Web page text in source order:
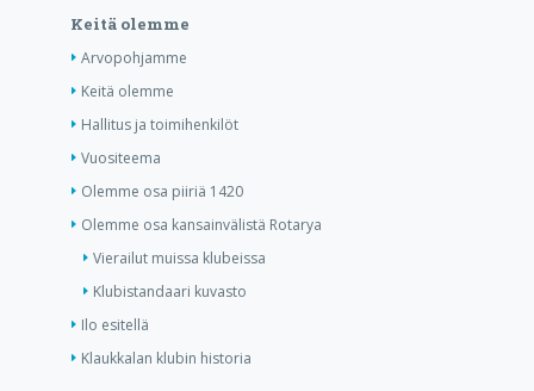
Keitä olemme
Arvopohjamme
Keitä olemme
Hallitus ja toimihenkilöt
Vuositeema
Olemme osa piiriä 1420
Olemme osa kansainvälistä Rotarya
Vierailut muissa klubeissa
Klubistandaari kuvasto
Ilo esitellä
Klaukkalan klubin historia